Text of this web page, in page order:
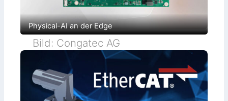
Physical-AI an der Edge
Bild: Congatec AG